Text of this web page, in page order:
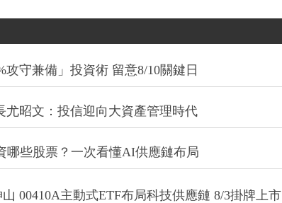
守兼備」投資術 留意8/10關鍵日
尤昭文：投信迎向大資產管理時代
哪些股票？一次看懂AI供應鏈布局
00410A主動式ETF布局科技供應鏈 8/3掛牌上市